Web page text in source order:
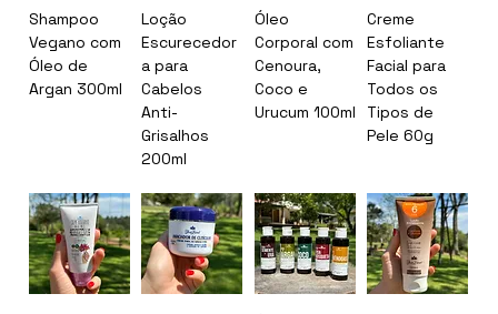
Shampoo
Vegano com
Óleo de
Argan 300ml
Loção
Escurecedor
a para
Cabelos
Anti-
Grisalhos
200ml
Óleo
Corporal com
Cenoura,
Coco e
Urucum 100ml
Creme
Esfoliante
Facial para
Todos os
Tipos de
Pele 60g